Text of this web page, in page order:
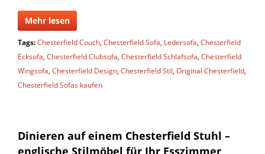
Mehr lesen
Tags:Chesterfield Couch, Chesterfield Sofa, Ledersofa, Chesterfield
Ecksofa, Chesterfield Clubsofa, Chesterfield Schlafsofa, Chesterfield
Wingsofa, Chesterfield Design, Chesterfield Stil, Original Chesterfield,
Chesterfield Sofas kaufen
Dinieren auf einem Chesterfield Stuhl –
englische Stilmöbel für Ihr Esszimmer